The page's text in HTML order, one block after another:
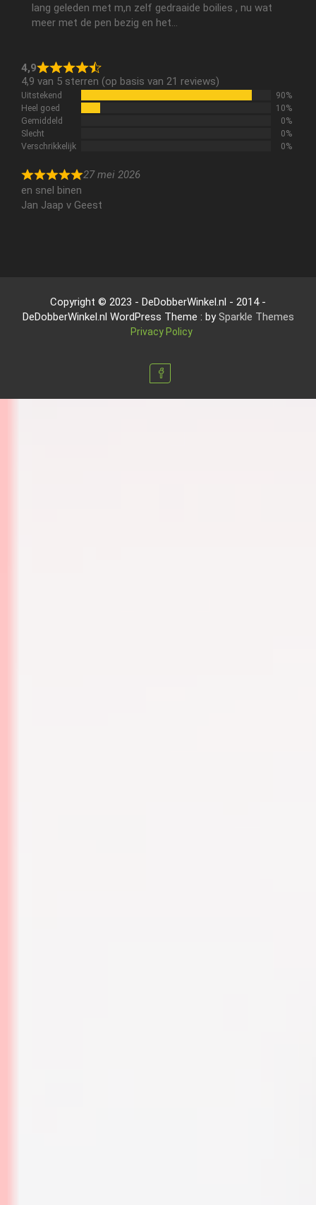
lang geleden met m,n zelf gedraaide boilies , nu wat
meer met de pen bezig en het...
4,9
4,9 van 5 sterren (op basis van 21 reviews)
Uitstekend
90%
Heel goed
10%
Gemiddeld
0%
Slecht
0%
Verschrikkelijk
0%
27 mei 2026
en snel binen
Jan Jaap v Geest
Copyright © 2023 - DeDobberWinkel.nl - 2014 -
DeDobberWinkel.nl WordPress Theme : bySparkle Themes
Privacy Policy